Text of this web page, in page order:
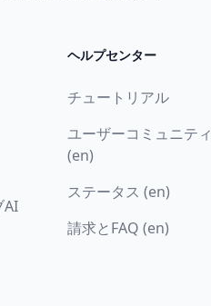
AI
ヘルプセンター
チュートリアル
ユーザーコミュニティ
(en)
ステータス (en)
請求とFAQ (en)